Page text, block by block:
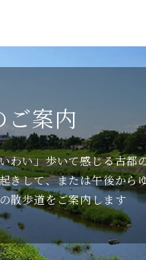
ご案内
わい」歩いて感じる古都
きして、または午後から
散歩道をご案内します